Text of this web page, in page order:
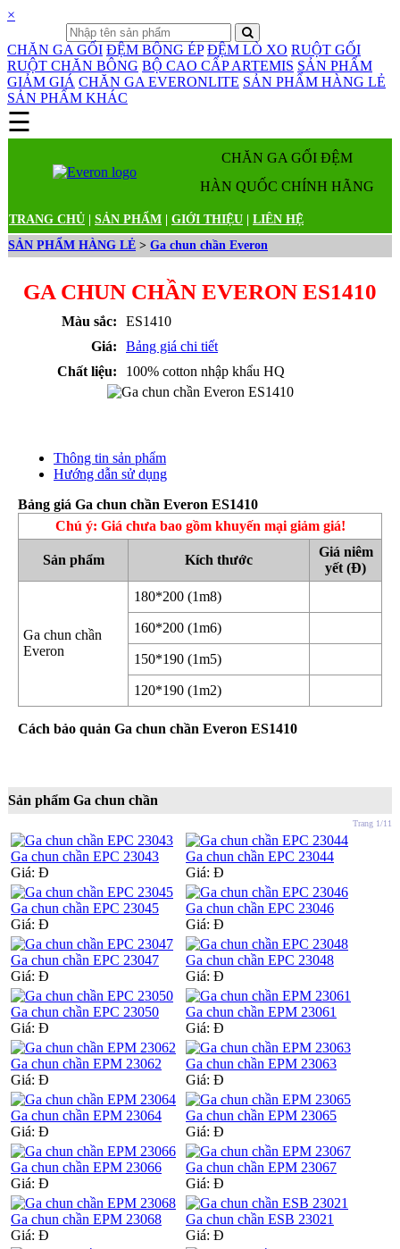
×
CHĂN GA GỐI ĐỆM BÔNG ÉP ĐỆM LÒ XO RUỘT GỐI
RUỘT CHĂN BÔNG BỘ CAO CẤP ARTEMIS SẢN PHẨM
GIẢM GIÁ CHĂN GA EVERONLITE SẢN PHẨM HÀNG LẺ
SẢN PHẨM KHÁC
☰
CHĂN GA GỐI ĐỆM
HÀN QUỐC CHÍNH HÃNG
TRANG CHỦ SẢN PHẨM GIỚI THIỆU
LIÊN HỆ
SẢN PHẨM HÀNG LẺ > Ga chun chần Everon
GA CHUN CHẦN EVERON ES1410
Màu sắc:
ES1410
Giá:
Bảng giá chi tiết
Chất liệu:
100% cotton nhập khẩu HQ
Thông tin sản phẩm
Hướng dẫn sử dụng
Bảng giá Ga chun chần Everon ES1410
Chú ý: Giá chưa bao gồm khuyến mại giảm giá!
Sản phẩm Kích thước
Giá niêm
yết (Đ)
Ga chun chần
Everon
180*200 (1m8)
160*200 (1m6)
150*190 (1m5)
120*190 (1m2)
Cách bảo quản Ga chun chần Everon ES1410
Sản phẩm Ga chun chần
Trang 1/11
Ga chun chần EPC 23043
Giá: Đ
Ga chun chần EPC 23044
Giá: Đ
Ga chun chần EPC 23045
Giá: Đ
Ga chun chần EPC 23046
Giá: Đ
Ga chun chần EPC 23047
Giá: Đ
Ga chun chần EPC 23048
Giá: Đ
Ga chun chần EPC 23050
Giá: Đ
Ga chun chần EPM 23061
Giá: Đ
Ga chun chần EPM 23062
Giá: Đ
Ga chun chần EPM 23063
Giá: Đ
Ga chun chần EPM 23064
Giá: Đ
Ga chun chần EPM 23065
Giá: Đ
Ga chun chần EPM 23066
Giá: Đ
Ga chun chần EPM 23067
Giá: Đ
Ga chun chần EPM 23068
Giá: Đ
Ga chun chần ESB 23021
Giá: Đ